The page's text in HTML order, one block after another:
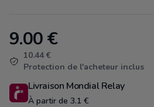
Product information
9.00€
10.44 €
Protection de l'acheteur inclus
Livraison Mondial Relay
À partir de 3.1 €